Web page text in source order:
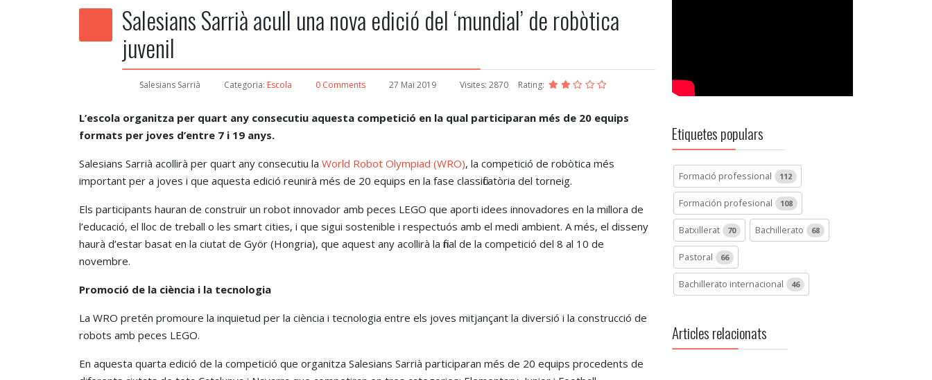
Salesians Sarrià acull una nova edició del ‘mundial’ de robòtica
juvenil
Salesians Sarrià Categoria: Escola 0 Comments 27 Mai 2019 Visites: 2870 Rating:
L’escola organitza per quart any consecutiu aquesta competició en la qual participaran més de 20 equips
formats per joves d’entre 7 i 19 anys.
Salesians Sarrià acollirà per quart any consecutiu la World Robot Olympiad (WRO), la competició de robòtica més
important per a joves i que aquesta edició reunirà més de 20 equips en la fase classificatòria del torneig.
Els participants hauran de construir un robot innovador amb peces LEGO que aporti idees innovadores en la millora de
l’educació, el lloc de treball o les smart cities, i que sigui sostenible i respectuós amb el medi ambient. A més, el disseny
haurà d’estar basat en la ciutat de Györ (Hongria), que aquest any acollirà la final de la competició del 8 al 10 de
novembre.
Promoció de la ciència i la tecnologia
La WRO pretén promoure la inquietud per la ciència i tecnologia entre els joves mitjançant la diversió i la construcció de
robots amb peces LEGO.
En aquesta quarta edició de la competició que organitza Salesians Sarrià participaran més de 20 equips procedents de
Etiquetes populars
Formació professional 112
Formación profesional 108
Batxillerat 70 Bachillerato 68
Pastoral 66
Bachillerato internacional 46
Articles relacionats